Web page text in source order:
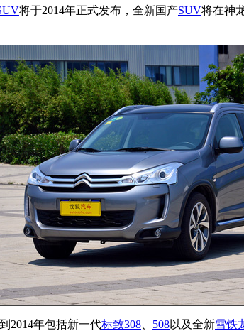
将于2014年正式发布，全新国产SUV将在神
2014年包括新一代标致308 508以及全新雪铁